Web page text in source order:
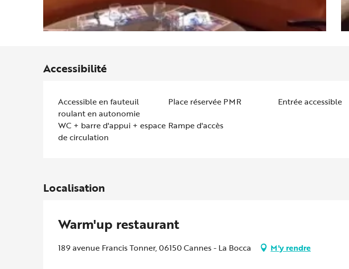
Accessibilité
Accessible en fauteuil
roulant en autonomie
Place réservée PMR
Entrée accessible
WC + barre d'appui + espace
de circulation
Rampe d'accès
Localisation
Warm'up restaurant
189 avenue Francis Tonner, 06150 Cannes - La Bocca M'y rendre